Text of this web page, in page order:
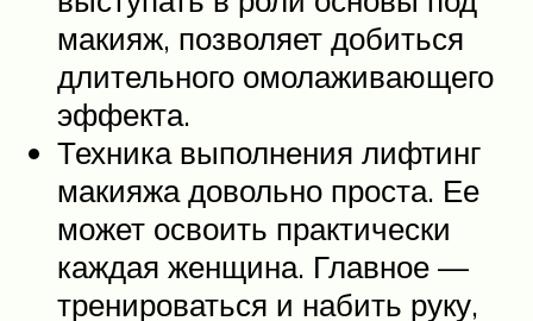
макияж, позволяет добиться
длительного омолаживающего
эффекта.
Техника выполнения лифтинг
макияжа довольно проста. Ее
может освоить практически
каждая женщина. Главное —
тренироваться и набить руку,